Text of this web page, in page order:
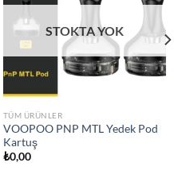
STOKTA YOK
TÜM ÜRÜNLER
VOOPOO PNP MTL Yedek Pod
Kartuş
₺0,00